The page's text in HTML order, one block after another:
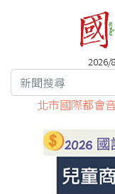
北市國際都會